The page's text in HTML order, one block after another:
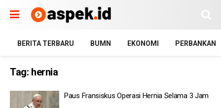
BERITA TERBARU BUMN EKONOMI PERBANKAN
Tag: hernia
Paus Fransiskus Operasi Hernia Selama 3 Jam